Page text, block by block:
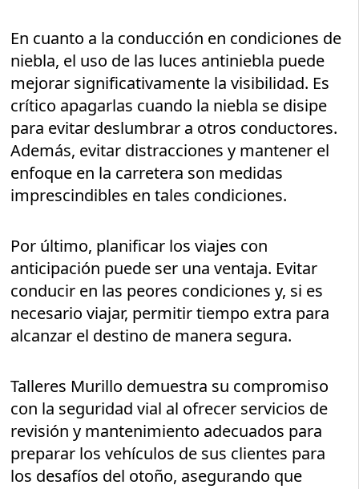
En cuanto a la conducción en condiciones de
niebla, el uso de las luces antiniebla puede
mejorar significativamente la visibilidad. Es
crítico apagarlas cuando la niebla se disipe
para evitar deslumbrar a otros conductores.
Además, evitar distracciones y mantener el
enfoque en la carretera son medidas
imprescindibles en tales condiciones.
Por último, planificar los viajes con
anticipación puede ser una ventaja. Evitar
conducir en las peores condiciones y, si es
necesario viajar, permitir tiempo extra para
alcanzar el destino de manera segura.
Talleres Murillo demuestra su compromiso
con la seguridad vial al ofrecer servicios de
revisión y mantenimiento adecuados para
preparar los vehículos de sus clientes para
los desafíos del otoño, asegurando que